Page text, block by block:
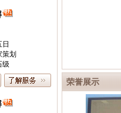
划
级
荣誉展示